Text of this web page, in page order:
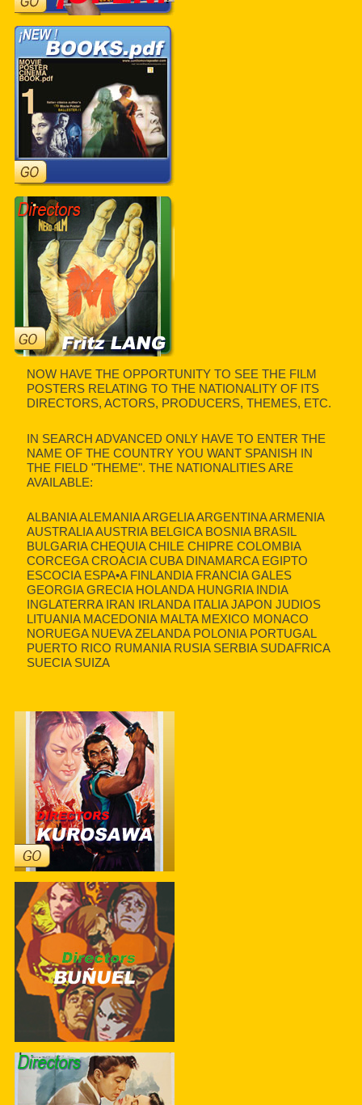
NOW HAVE THE OPPORTUNITY TO SEE THE FILM
POSTERS RELATING TO THE NATIONALITY OF ITS
DIRECTORS, ACTORS, PRODUCERS, THEMES, ETC.
IN SEARCH ADVANCED ONLY HAVE TO ENTER THE
NAME OF THE COUNTRY YOU WANT SPANISH IN
THE FIELD "THEME". THE NATIONALITIES ARE
AVAILABLE:
ALBANIA ALEMANIA ARGELIA ARGENTINA ARMENIA
AUSTRALIA AUSTRIA BELGICA BOSNIA BRASIL
BULGARIA CHEQUIA CHILE CHIPRE COLOMBIA
CORCEGA CROACIA CUBA DINAMARCA EGIPTO
ESCOCIA ESPA•A FINLANDIA FRANCIA GALES
GEORGIA GRECIA HOLANDA HUNGRIA INDIA
INGLATERRA IRAN IRLANDA ITALIA JAPON JUDIOS
LITUANIA MACEDONIA MALTA MEXICO MONACO
NORUEGA NUEVA ZELANDA POLONIA PORTUGAL
PUERTO RICO RUMANIA RUSIA SERBIA SUDAFRICA
SUECIA SUIZA